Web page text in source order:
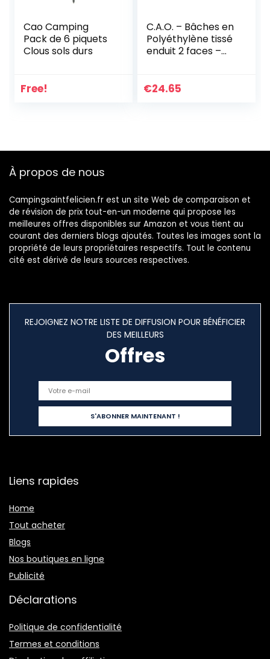
Cao Camping
Pack de 6 piquets
Clous sols durs
Free!
C.A.O. – Bâches en
Polyéthylène tissé
enduit 2 faces –
€24.65
À propos de nous
Campingsaintfelicien.fr est un site Web de comparaison et
de révision de prix tout-en-un moderne qui propose les
meilleures offres disponibles sur Amazon et vous tient au
courant des derniers blogs ajoutés. Toutes les images sont la
propriété de leurs propriétaires respectifs. Tout le contenu
cité est dérivé de leurs sources respectives.
REJOIGNEZ NOTRE LISTE DE DIFFUSION POUR BÉNÉFICIER
DES MEILLEURS
Offres
Liens rapides
Home
Tout acheter
Blogs
Nos boutiques en ligne
Publicité
Déclarations
Politique de confidentialité
Termes et conditions